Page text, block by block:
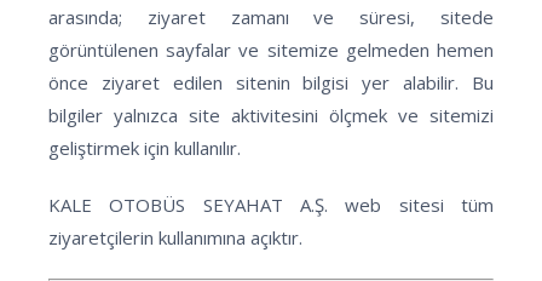
arasında; ziyaret zamanı ve süresi, sitede
görüntülenen sayfalar ve sitemize gelmeden hemen
önce ziyaret edilen sitenin bilgisi yer alabilir. Bu
bilgiler yalnızca site aktivitesini ölçmek ve sitemizi
geliştirmek için kullanılır.
KALE OTOBÜS SEYAHAT A.Ş. web sitesi tüm
ziyaretçilerin kullanımına açıktır.